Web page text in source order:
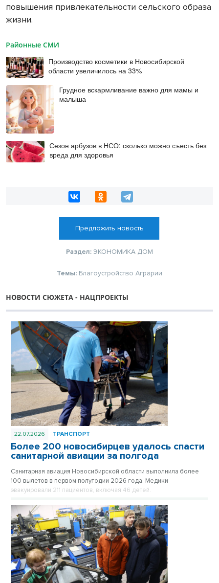
повышения привлекательности сельского образа
жизни.
Районные СМИ
Производство косметики в Новосибирской
области увеличилось на 33%
Грудное вскармливание важно для мамы и
малыша
Сезон арбузов в НСО: сколько можно съесть без
вреда для здоровья
Предложить новость
Раздел: ЭКОНОМИКА ДОМ
Темы: Благоустройство Аграрии
НОВОСТИ СЮЖЕТА - НАЦПРОЕКТЫ
22.07.2026 ТРАНСПОРТ
Более 200 новосибирцев удалось спасти
санитарной авиации за полгода
Санитарная авиация Новосибирской области выполнила более
100 вылетов в первом полугодии 2026 года. Медики
эвакуировали 211 пациентов, включая 46 детей.